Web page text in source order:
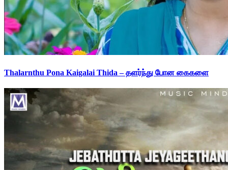
Thalarnthu Pona Kaigalai Thida – தளர்ந்து போன கைகளை